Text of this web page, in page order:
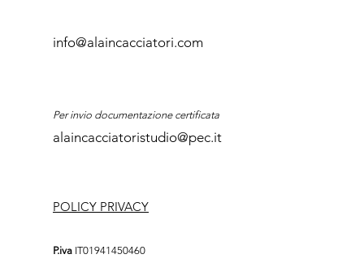
info@alaincacciatori.com
Per invio documentazione certificata
alaincacciatoristudio@pec.it
POLICY PRIVACY
P.iva IT01941450460